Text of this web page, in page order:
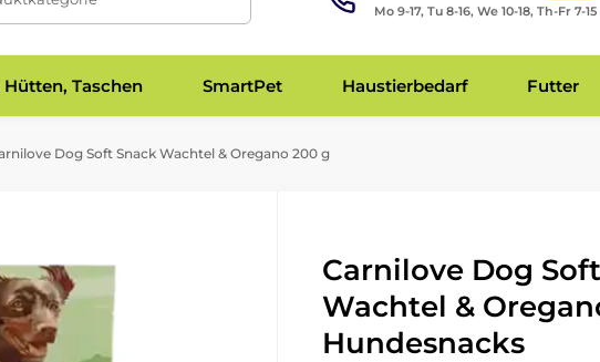
Mo 9-17, Tu 8-16, We 10-18, Th-Fr 7-15
Hütten, Taschen SmartPet Haustierbedarf Futter
Dog Soft Snack Wachtel & Oregano 200 g
Carnilove Dog
Wachtel &
Hundesnacks